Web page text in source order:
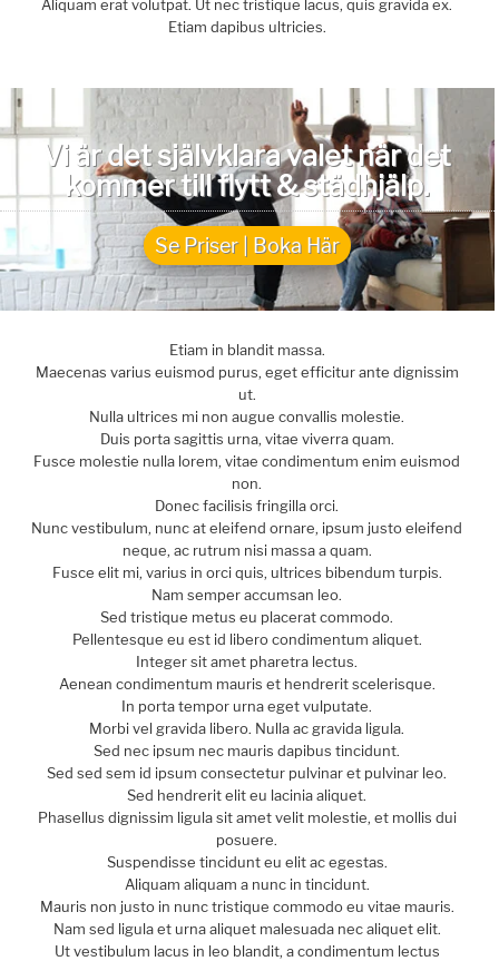
Aliquam erat volutpat. Ut nec tristique lacus, quis gravida ex.
Etiam dapibus ultricies.
Vi är det självklara valet när det
kommer till flytt & städhjälp.
Se Priser | Boka Här
Etiam in blandit massa.
Maecenas varius euismod purus, eget efficitur ante dignissim
ut.
Nulla ultrices mi non augue convallis molestie.
Duis porta sagittis urna, vitae viverra quam.
Fusce molestie nulla lorem, vitae condimentum enim euismod
non.
Donec facilisis fringilla orci.
Nunc vestibulum, nunc at eleifend ornare, ipsum justo eleifend
neque, ac rutrum nisi massa a quam.
Fusce elit mi, varius in orci quis, ultrices bibendum turpis.
Nam semper accumsan leo.
Sed tristique metus eu placerat commodo.
Pellentesque eu est id libero condimentum aliquet.
Integer sit amet pharetra lectus.
Aenean condimentum mauris et hendrerit scelerisque.
In porta tempor urna eget vulputate.
Morbi vel gravida libero. Nulla ac gravida ligula.
Sed nec ipsum nec mauris dapibus tincidunt.
Sed sed sem id ipsum consectetur pulvinar et pulvinar leo.
Sed hendrerit elit eu lacinia aliquet.
Phasellus dignissim ligula sit amet velit molestie, et mollis dui
posuere.
Suspendisse tincidunt eu elit ac egestas.
Aliquam aliquam a nunc in tincidunt.
Mauris non justo in nunc tristique commodo eu vitae mauris.
Nam sed ligula et urna aliquet malesuada nec aliquet elit.
Ut vestibulum lacus in leo blandit, a condimentum lectus